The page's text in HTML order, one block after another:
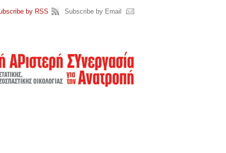
by RSS Subscribe by Email